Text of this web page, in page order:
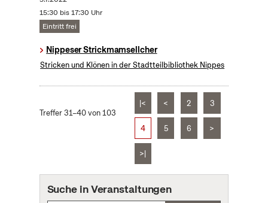
15:30 bis 17:30 Uhr
Eintritt frei
Nippeser Strickmamsellcher
Stricken und Klönen in der Stadtteilbibliothek Nippes
Treffer 31–40 von 103
|< < 2 3
4 5 6 >
>|
Suche in Veranstaltungen